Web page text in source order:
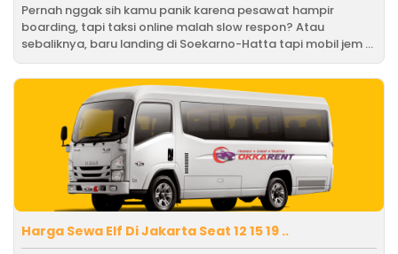
Pernah nggak sih kamu panik karena pesawat hampir
boarding, tapi taksi online malah slow respon? Atau
sebaliknya, baru landing di Soekarno-Hatta tapi mobil jem ...
Harga Sewa Elf Di Jakarta Seat 12 15 19 ..